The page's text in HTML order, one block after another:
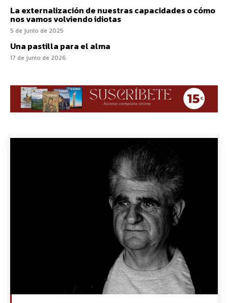
La externalización de nuestras capacidades o cómo
nos vamos volviendo idiotas
5 de junio de 2025
Una pastilla para el alma
17 de junio de 2026